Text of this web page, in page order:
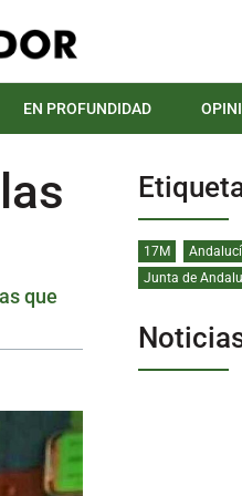
EN PROFUNDIDAD
que
17M
Junta de